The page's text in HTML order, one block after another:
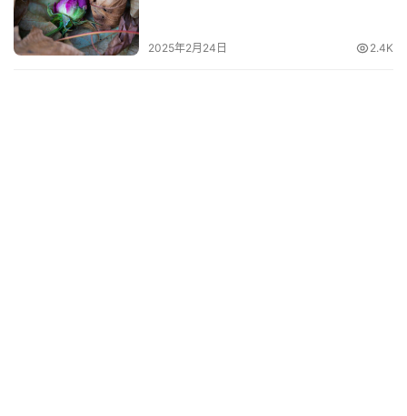
词
其
2025年2月24日 2.4K